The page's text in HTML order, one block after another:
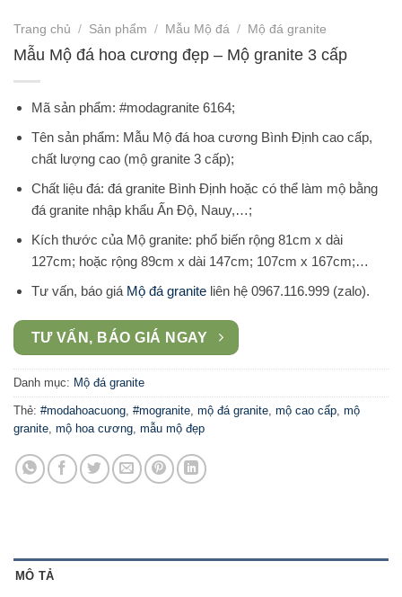
Trang chủ / Sản phẩm / Mẫu Mộ đá / Mộ đá granite
Mẫu Mộ đá hoa cương đẹp – Mộ granite 3 cấp
Mã sản phẩm: #modagranite 6164;
Tên sản phẩm: Mẫu Mộ đá hoa cương Bình Định cao cấp,
chất lượng cao (mộ granite 3 cấp);
Chất liệu đá: đá granite Bình Định hoặc có thể làm mộ bằng
đá granite nhập khẩu Ấn Độ, Nauy,…;
Kích thước của Mộ granite: phổ biến rộng 81cm x dài
127cm; hoặc rộng 89cm x dài 147cm; 107cm x 167cm;…
Tư vấn, báo giá Mộ đá graniteliên hệ 0967.116.999 (zalo).
TƯ VẤN, BÁO GIÁ NGAY
Danh mục: Mộ đá granite
Thẻ: #modahoacuong, #mogranite, mộ đá granite, mộ cao cấp, mộ
granite, mộ hoa cương, mẫu mộ đẹp
MÔ TẢ